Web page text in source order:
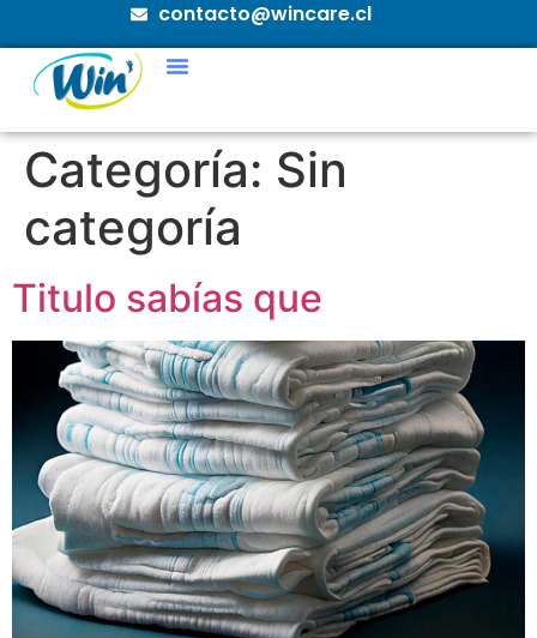
contacto@wincare.cl
Categoría: Sin
categoría
Titulo sabías que